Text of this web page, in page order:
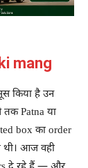
mang
किया है उन
तक Patna या
box का order
थी। आज वही